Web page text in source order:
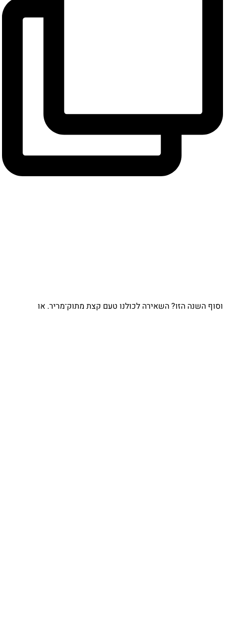
וסוף השנה הזו? השאירה לכולנו טעם קצת מתוק־מריר. או